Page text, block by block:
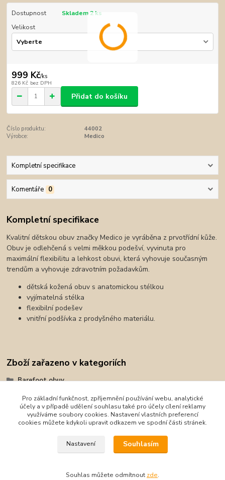
Dostupnost
Skladem 2 ks
Velikost
999 Kč/ks
826 Kč bez DPH
Přidat do košíku
Číslo produktu:
44002
Výrobce:
Medico
Kompletní specifikace
Komentáře 0
Kompletní specifikace
Kvalitní dětskou obuv značky Medico je vyráběna z prvotřídní kůže.
Obuv je odlehčená s velmi měkkou podešví, vyvinuta pro
maximální flexibilitu a lehkost obuvi, která vyhovuje současným
trendům a vyhovuje zdravotním požadavkům.
dětská kožená obuv s anatomickou stélkou
vyjímatelná stélka
flexibilní podešev
vnitřní podšívka z prodyšného materiálu.
Zboží zařazeno v kategoriích
Barefoot obuv
Celoroční obuv
Celoroční obuv
Pro základní funkčnost, zpříjemnění používání webu, analytické
účely a v případě udělení souhlasu také pro účely cílení reklamy
využíváme soubory cookies. Nastavení vlastních preferencí
cookies můžete kdykoli upravit odkazem ve spodní části stránek.
Nastavení Souhlasím
Souhlas můžete odmítnout zde.